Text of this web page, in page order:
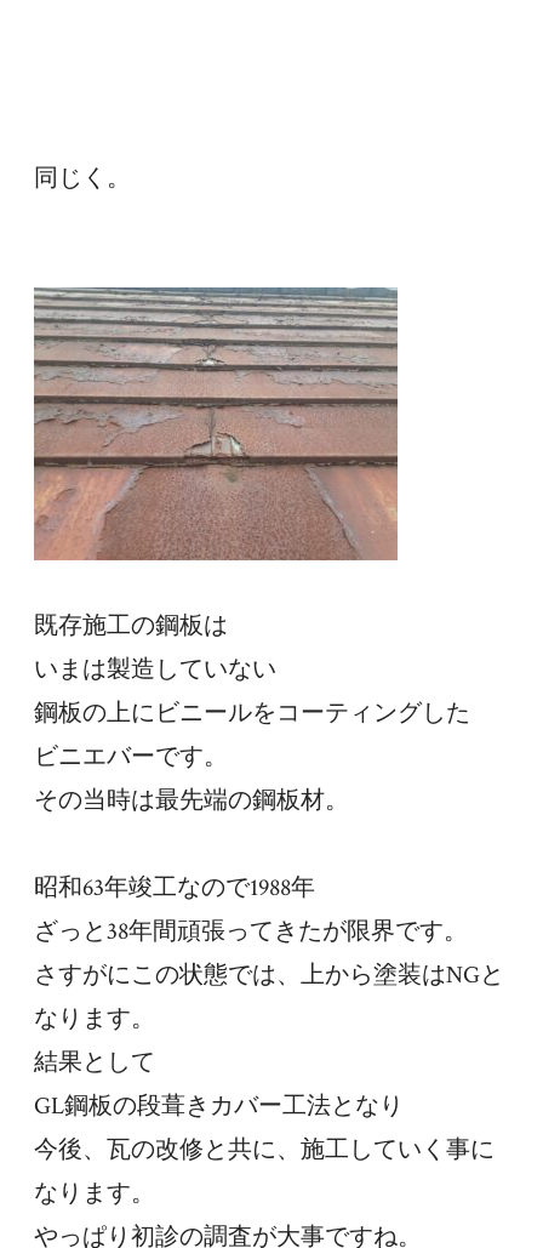
同じく。
既存施工の鋼板は
いまは製造していない
鋼板の上にビニールをコーティングした
ビニエバーです。
その当時は最先端の鋼板材。
昭和63年竣工なので1988年
ざっと38年間頑張ってきたが限界です。
さすがにこの状態では、上から塗装はNGと
なります。
結果として
GL鋼板の段葺きカバー工法となり
今後、瓦の改修と共に、施工していく事に
なります。
やっぱり初診の調査が大事ですね。